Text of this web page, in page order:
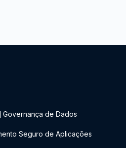
Governança de Dados
Seguro de Aplicações